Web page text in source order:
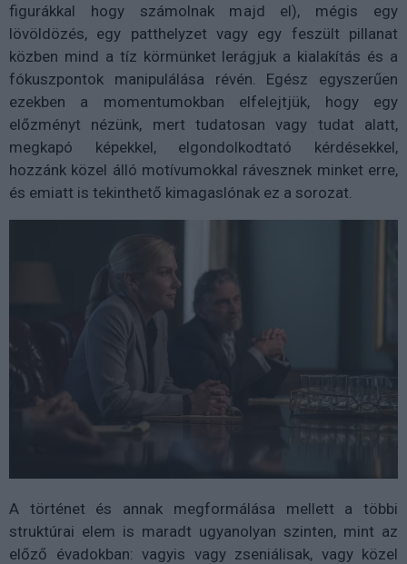
figurákkal hogy számolnak majd el), mégis egy
lövöldözés, egy patthelyzet vagy egy feszült pillanat
közben mind a tíz körmünket lerágjuk a kialakítás és a
fókuszpontok manipulálása révén. Egész egyszerűen
ezekben a momentumokban elfelejtjük, hogy egy
előzményt nézünk, mert tudatosan vagy tudat alatt,
megkapó képekkel, elgondolkodtató kérdésekkel,
hozzánk közel álló motívumokkal rávesznek minket erre,
és emiatt is tekinthető kimagaslónak ez a sorozat.
A történet és annak megformálása mellett a többi
struktúrai elem is maradt ugyanolyan szinten, mint az
előző évadokban: vagyis vagy zseniálisak, vagy közel